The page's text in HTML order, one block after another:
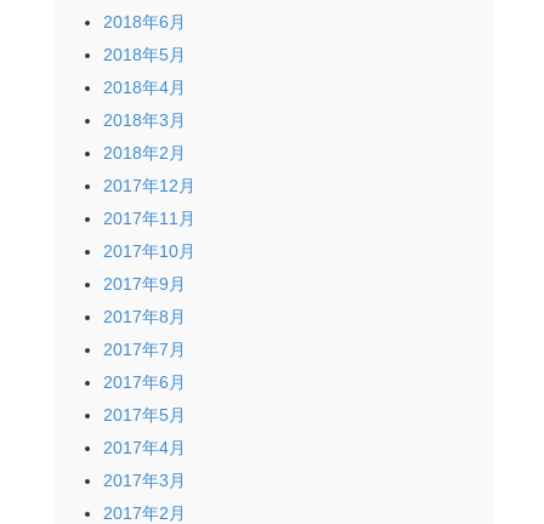
2018年6月
2018年5月
2018年4月
2018年3月
2018年2月
2017年12月
2017年11月
2017年10月
2017年9月
2017年8月
2017年7月
2017年6月
2017年5月
2017年4月
2017年3月
2017年2月